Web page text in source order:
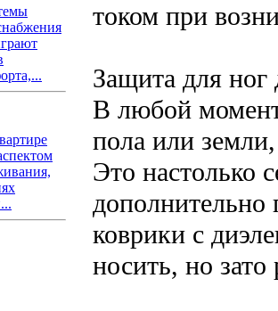
током при
Защита для ног
В любой
пола или
Это настолько
коврики с
носить, но